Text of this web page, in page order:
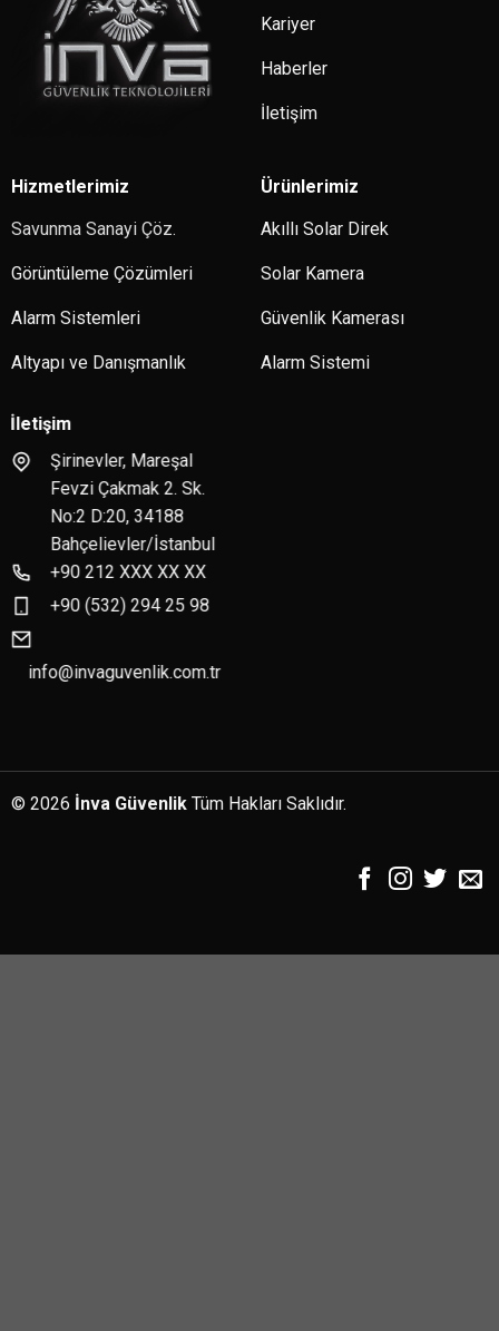
Kariyer
Haberler
İletişim
Hizmetlerimiz
Savunma Sanayi Çöz.
Görüntüleme Çözümleri
Alarm Sistemleri
Altyapı ve Danışmanlık
Ürünlerimiz
Akıllı Solar Direk
Solar Kamera
Güvenlik Kamerası
Alarm Sistemi
İletişim
Şirinevler, Mareşal
Fevzi Çakmak 2. Sk.
No:2 D:20, 34188
Bahçelievler/İstanbul
+90 212 XXX XX XX
+90 (532) 294 25 98
info@invaguvenlik.com.tr
© 2026 İnva GüvenlikTüm Hakları Saklıdır.